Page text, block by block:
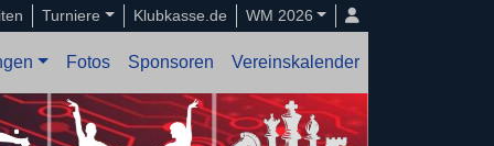
Turniere Klubkasse.de WM 2026
Fotos Sponsoren Vereinskalender